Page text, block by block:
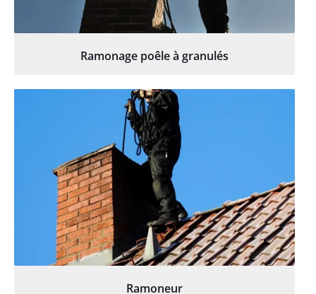
Ramonage poêle à granulés
Ramoneur